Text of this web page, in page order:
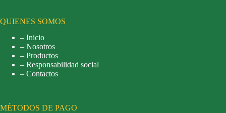
QUIENES SOMOS
– Inicio
– Nosotros
– Productos
– Responsabilidad social
– Contactos
MÉTODOS DE PAGO